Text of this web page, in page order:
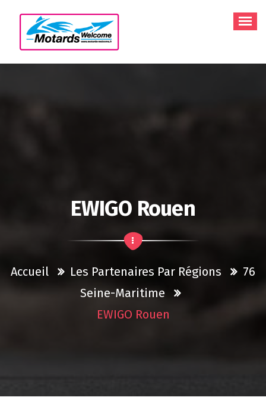
contenu
EWIGO Rouen
Accueil Les Partenaires Par Régions
76
Seine-Maritime
EWIGO Rouen